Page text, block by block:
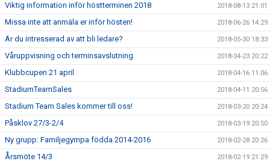
Viktig information inför höstterminen 2018 2018-08-13 21:01
Missa inte att anmäla er inför hösten! 2018-06-26 14:29
Är du intresserad av att bli ledare? 2018-05-30 18:33
Våruppvisning och terminsavslutning 2018-04-23 20:22
Klubbcupen 21 april 2018-04-16 11:06
StadiumTeamSales 2018-04-11 20:56
Stadium Team Sales kommer till oss! 2018-03-20 20:24
Påsklov 27/3-2/4 2018-03-19 20:50
Ny grupp: Familjegympa födda 2014-2016 2018-02-28 20:26
Årsmöte 14/3 2018-02-19 21:29